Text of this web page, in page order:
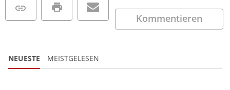
Kommentieren
NEUESTE MEISTGELESEN